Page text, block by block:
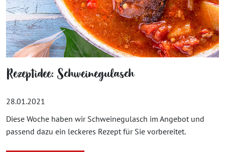
Rezeptidee: Schweinegulasch
28.01.2021
Diese Woche haben wir Schweinegulasch im Angebot und
passend dazu ein leckeres Rezept für Sie vorbereitet.